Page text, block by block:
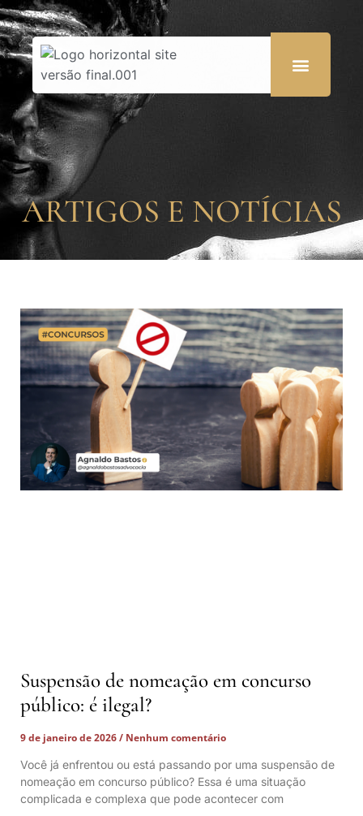
ARTIGOS E NOTÍCIAS
Suspensão de nomeação em concurso
público: é ilegal?
9 de janeiro de 2026
Nenhum comentário
Você já enfrentou ou está passando por uma suspensão de
nomeação em concurso público? Essa é uma situação
complicada e complexa que pode acontecer com